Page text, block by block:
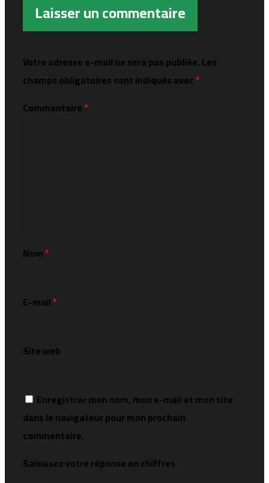
Laisser un commentaire
Votre adresse e-mail ne sera pas publiée.Les
champs obligatoires sont indiqués avec*
Commentaire*
Nom*
E-mail*
Site web
Enregistrer mon nom, mon e-mail et mon site
dans le navigateur pour mon prochain
commentaire.
Saisissez votre réponse en chiffres